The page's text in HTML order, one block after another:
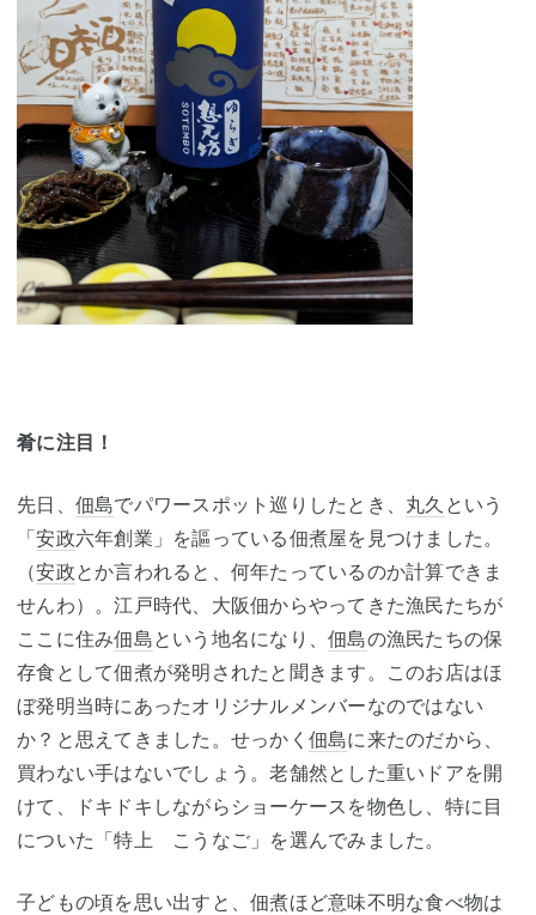
肴に注目！
先日、 佃島でパワースポット巡りしたとき、 丸久 という
「安政六年創業」を謳っている佃煮屋を見つけました。
（安政とか言われると、何年たっているのか計算できま
せんわ）。江戸時代、大阪佃からやってきた漁民たちが
ここに住み佃島という地名になり、 佃島の漁民たちの保
存食として佃煮が発明されたと聞きます。このお店はほ
ぼ発明当時にあったオリジナルメンバーなのではない
か？と思えてきました。せっかく 佃島に来たのだから、
買わない手はないでしょう。老舗然とした重いドアを開
けて、ドキドキしながらショーケースを物色し、特に目
についた「特上 こうなご」を選んでみました。
子どもの頃を思い出すと、佃煮ほど意味不明な食べ物は